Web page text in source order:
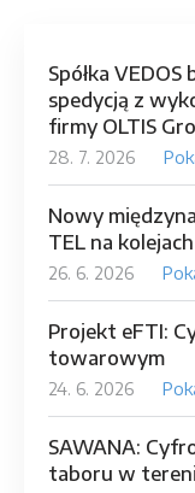
Spółka
spedycją z
firmy OLTIS
28. 7. 2026
Nowy
TEL na
26. 6. 2026
Projekt eFTI:
towarowym
24. 6. 2026
SAWANA:
taboru w